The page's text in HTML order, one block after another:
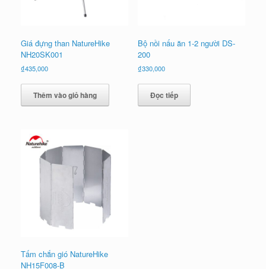
Giá đựng than NatureHike
NH20SK001
₫435,000
Thêm vào giỏ hàng
Bộ nồi nấu ăn 1-2 người DS-
200
₫330,000
Đọc tiếp
Tấm chắn gió NatureHike
NH15F008-B